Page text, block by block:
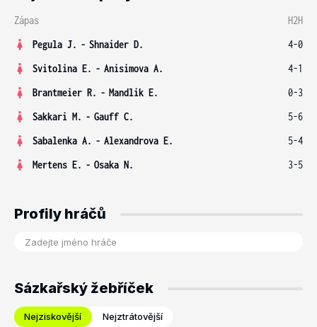
Zápas
H2H
Pegula J. - Shnaider D.
4-0
Svitolina E. - Anisimova A.
4-1
Brantmeier R. - Mandlik E.
0-3
Sakkari M. - Gauff C.
5-6
Sabalenka A. - Alexandrova E.
5-4
Mertens E. - Osaka N. 3-5
Profily hráčů
Sázkařský žebříček
Nejziskovější Nejztrátovější